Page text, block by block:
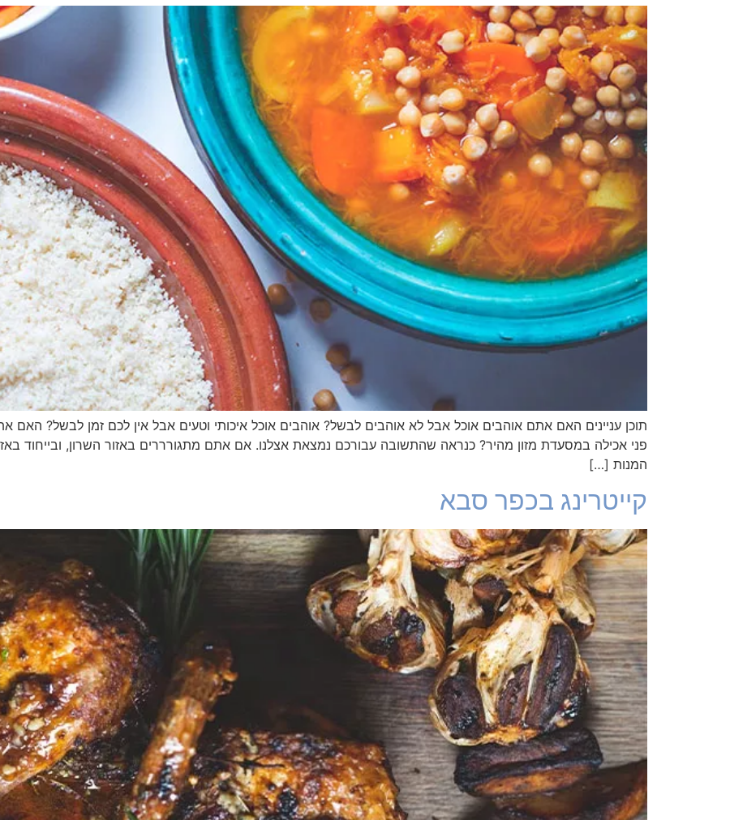
תוכן עניינים האם אתם אוהבים אוכל אבל לא אוהבים לבשל? אוהבים אוכל איכותי וטעים אבל אין לכם זמן לבשל? האם
פני אכילה במסעדת מזון מהיר? כנראה שהתשובה עבורכם נמצאת אצלנו. אם אתם מתגורררים באזור השרון, ובייחוד
המנות […]
קייטרינג בכפר סבא